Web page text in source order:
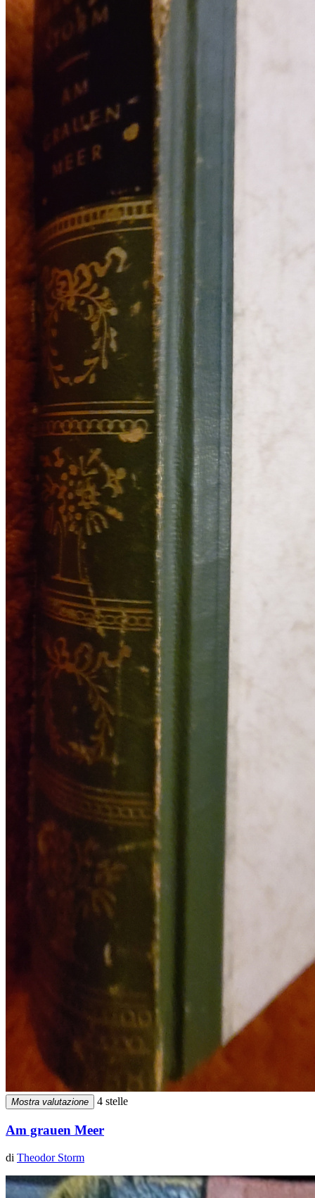
Mostra valutazione 4 stelle
Am grauen Meer
di Theodor Storm